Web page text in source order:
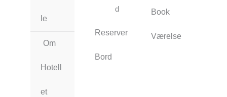
le
Om
Hotell
et
d
Reserver
Bord
Book
Værelse